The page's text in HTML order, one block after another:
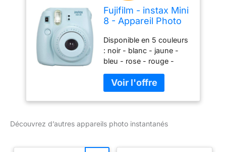
Fujifilm - instax Mini
8 - Appareil Photo
Disponible en 5 couleurs
: noir - blanc - jaune -
bleu - rose - rouge -
compacte et agréable
Utilisation simple pour de
la photo instantanée
photos avec le mode
Découvrez d’autres appareils photo instantanés